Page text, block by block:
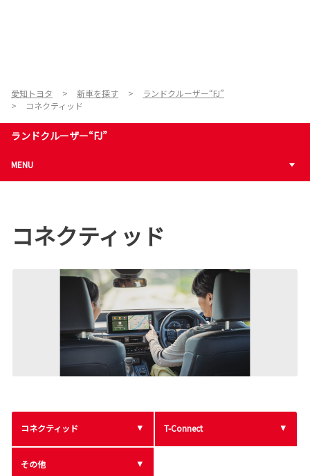
愛知トヨタ 新車を探す
ランドクルーザー“FJ”
コネクティッド
ランドクルーザー“FJ”
MENU
コネクティッド
コネクティッド T-Connect
その他